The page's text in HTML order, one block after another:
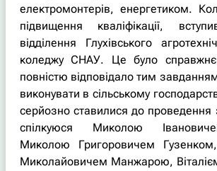
електромонтерів, енергетиком.
підвищення кваліфікації,
відділення Глухівського
коледжу СНАУ. Це було
повністю відповідало тим
виконувати в сільському
серйозно ставилися до проведення
спілкуюся Миколою
Миколою Григоровичем
Миколайовичем Манжарою,